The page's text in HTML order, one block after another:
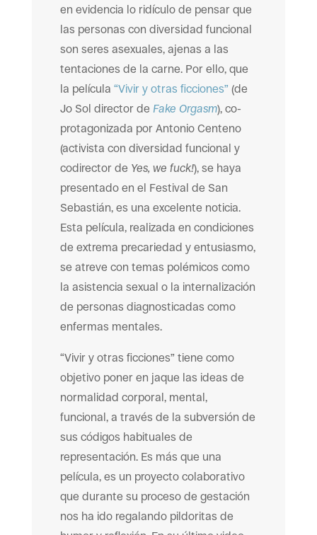
en evidencia lo ridículo de pensar que
las personas con diversidad funcional
son seres asexuales, ajenas a las
tentaciones de la carne. Por ello, que
la película “Vivir y otras ficciones” (de
Jo Sol director de Fake Orgasm), co-
protagonizada por Antonio Centeno
(activista con diversidad funcional y
codirector de Yes, we fuck!), se haya
presentado en el Festival de San
Sebastián, es una excelente noticia.
Esta película, realizada en condiciones
de extrema precariedad y entusiasmo,
se atreve con temas polémicos como
la asistencia sexual o la internalización
de personas diagnosticadas como
enfermas mentales.
“Vivir y otras ficciones” tiene como
objetivo poner en jaque las ideas de
normalidad corporal, mental,
funcional, a través de la subversión de
sus códigos habituales de
representación. Es más que una
película, es un proyecto colaborativo
que durante su proceso de gestación
nos ha ido regalando pildoritas de